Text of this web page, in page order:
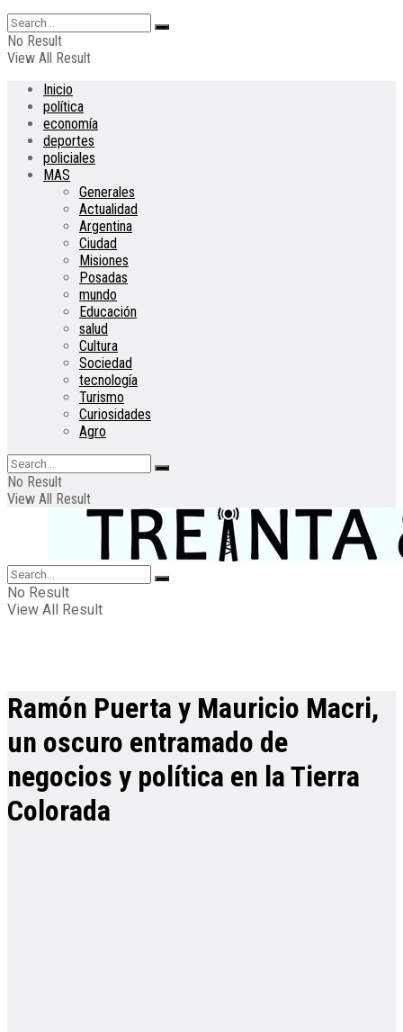
No Result
View All Result
Inicio
política
economía
deportes
policiales
MAS
Generales
Actualidad
Argentina
Ciudad
Misiones
Posadas
mundo
Educación
salud
Cultura
Sociedad
tecnología
Turismo
Curiosidades
Agro
No Result
View All Result
No Result
View All Result
Ramón Puerta y Mauricio Macri,
un oscuro entramado de
negocios y política en la Tierra
Colorada